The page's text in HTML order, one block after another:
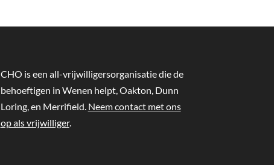
CHO is een all-vrijwilligersorganisatie die de
behoeftigen in Wenen helpt, Oakton, Dunn
Loring, en Merrifield. Neem contact met ons
op als vrijwilliger.